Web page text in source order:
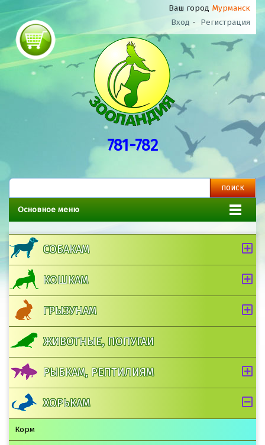
Ваш город Мурманск
Вход - Регистрация
781-782
Основное меню
СОБАКАМ
КОШКАМ
ГРЫЗУНАМ
ЖИВОТНЫЕ, ПОПУГАИ
РЫБКАМ, РЕПТИЛИЯМ
ХОРЬКАМ
Корм